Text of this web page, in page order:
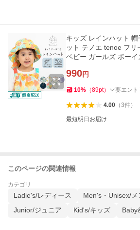
キッズ レインハット
ット テノエ tenoe フリ
ベビー ガールズ ボーイ
990円
10% （89pt） 要エント
4.00（3件）
最短明日お届け
このページの関連情報
カテゴリ
Ladie's/レディース
Men's・Unisex/メ
Junior/ジュニア
Kid's/キッズ